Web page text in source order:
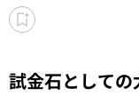
試金石として